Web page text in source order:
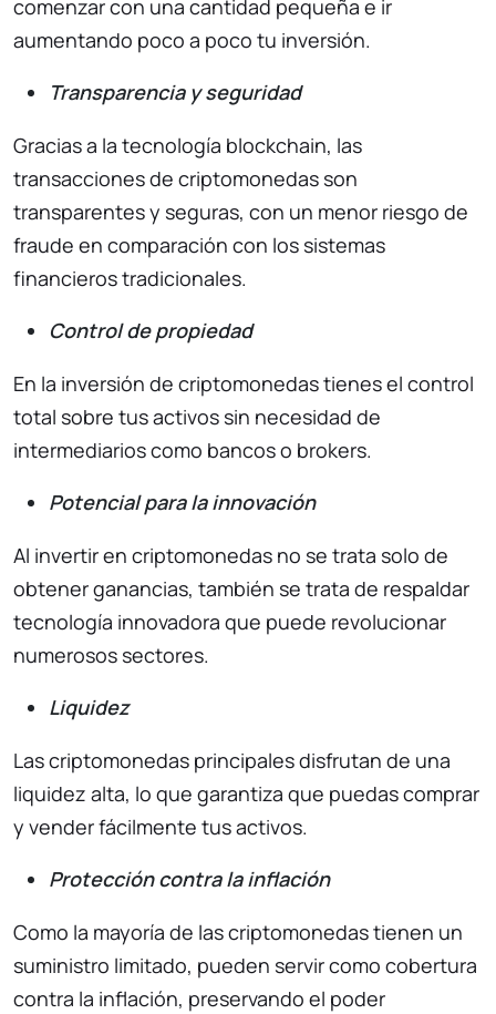
comenzar con una cantidad pequeña e ir
aumentando poco a poco tu inversión.
Transparencia y seguridad
Gracias a la tecnología blockchain, las
transacciones de criptomonedas son
transparentes y seguras, con un menor riesgo de
fraude en comparación con los sistemas
financieros tradicionales.
Control de propiedad
En la inversión de criptomonedas tienes el control
total sobre tus activos sin necesidad de
intermediarios como bancos o brokers.
Potencial para la innovación
Al invertir en criptomonedas no se trata solo de
obtener ganancias, también se trata de respaldar
tecnología innovadora que puede revolucionar
numerosos sectores.
Liquidez
Las criptomonedas principales disfrutan de una
liquidez alta, lo que garantiza que puedas comprar
y vender fácilmente tus activos.
Protección contra la inflación
Como la mayoría de las criptomonedas tienen un
suministro limitado, pueden servir como cobertura
contra la inflación, preservando el poder